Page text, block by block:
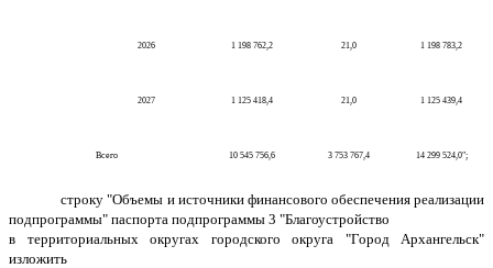
2026 1 198 762,2 21,0 1 198 783,2
2027 1 125 418,4 21,0 1 125 439,4
Всего 10 545 756,6 3 753 767,4 14 299 524,0";
строку "Объемы и источники финансового обеспечения реализации
подпрограммы" паспорта подпрограммы 3 "Благоустройство
в территориальных округах городского округа "Город Архангельск"
изложить